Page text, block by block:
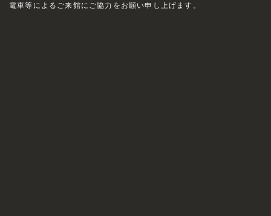
電車等によるご来館にご協力をお願い申し上げます。